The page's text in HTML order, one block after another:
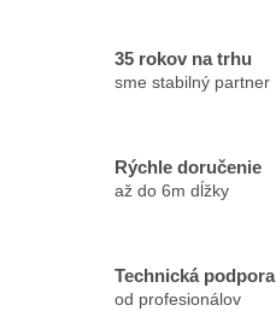
35 rokov na trhu
sme stabilný partner
Rýchle doručenie
až do 6m dĺžky
Technická podpora
od profesionálov